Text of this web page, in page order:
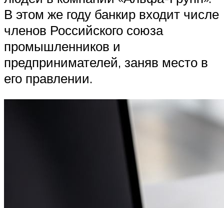
В этом же году банкир входит числе
членов Российского союза
промышленников и
предпринимателей, заняв место в
его правлении.